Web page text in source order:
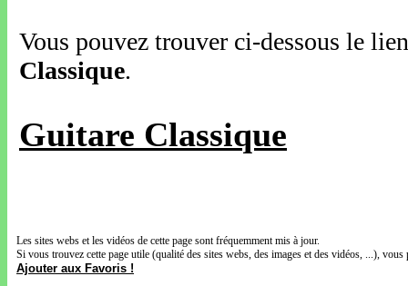
Vous pouvez trouver ci-dessous le
Classique.
Guitare Classique
Les sites webs et les vidéos de cette page sont fréquemment mis à jour.
Si vous trouvez cette page utile (qualité des sites webs, des images et des vidéos, ...),
Ajouter aux Favoris !